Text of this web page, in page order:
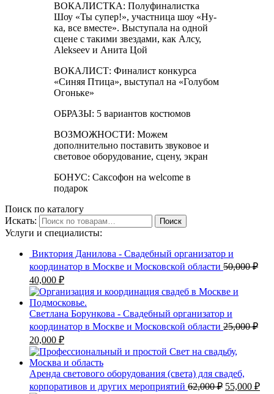
ВОКАЛИСТКА: Полуфиналистка
Шоу «Ты супер!», участница шоу «Ну-
ка, все вместе». Выступала на одной
сцене с такими звездами, как Алсу,
Alekseev и Анита Цой
ВОКАЛИСТ: Финалист конкурса
«Синяя Птица», выступал на «Голубом
Огоньке»
ОБРАЗЫ: 5 вариантов костюмов
ВОЗМОЖНОСТИ: Можем
дополнительно поставить звуковое и
световое оборудование, сцену, экран
БОНУС: Саксофон на welcome в
подарок
Поиск по каталогу
Искать:
Поиск
Услуги и специалисты:
Виктория Данилова - Свадебный организатор и
координатор в Москве и Московской области 50,000₽
40,000 ₽
Светлана Борункова - Свадебный организатор и
координатор в Москве и Московской области 25,000₽
20,000 ₽
Аренда светового оборудования (света) для свадеб,
корпоративов и других мероприятий 62,000₽ 55,000 ₽